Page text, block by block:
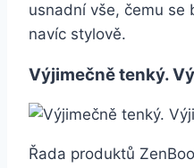
usnadní vše, čemu se
navíc stylově.
Výjimečně tenký.
Řada produktů